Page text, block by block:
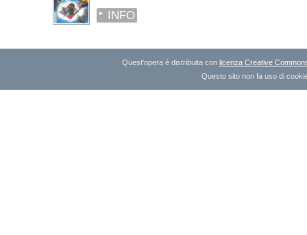
INFO
Quest'opera è distribuita con licenza Creative
Questo sito non fa uso di